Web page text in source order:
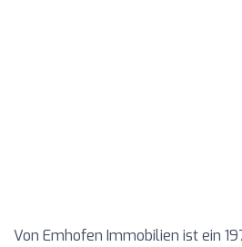
Von Emhofen Immobilien ist ein